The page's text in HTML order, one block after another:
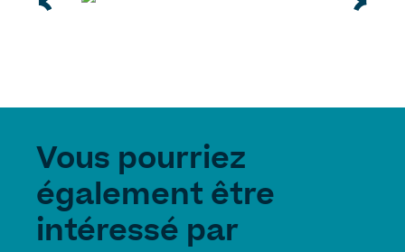
Vous pourriez
également être
intéressé par